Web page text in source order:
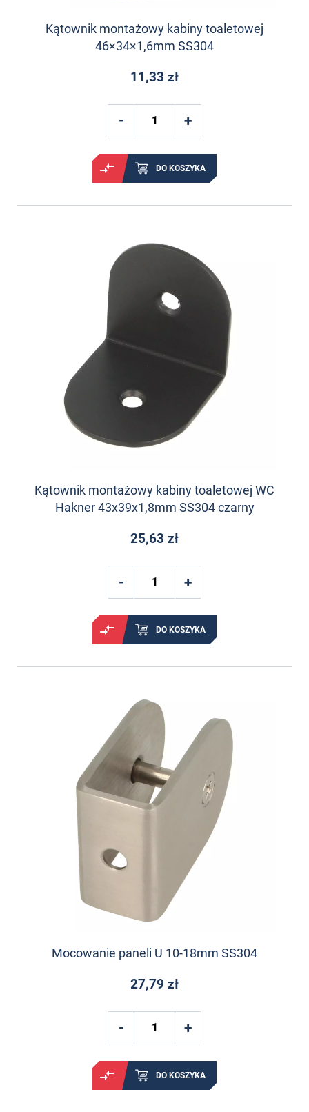
Kątownik montażowy kabiny toaletowej
46×34×1,6mm SS304
11,33 zł
DO KOSZYKA
Kątownik montażowy kabiny toaletowej WC
Hakner 43x39x1,8mm SS304 czarny
25,63 zł
DO KOSZYKA
Mocowanie paneli U 10-18mm SS304
27,79 zł
DO KOSZYKA